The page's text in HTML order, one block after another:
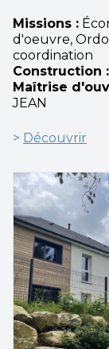
Missions :
d'oeuvre,
coordination
Construction :
Maîtrise
JEAN
> Découvrir